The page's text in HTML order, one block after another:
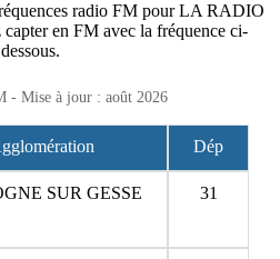
radio FM pour LA RADIO
en FM avec la fréquence ci-
dessous.
- Mise à jour : août 2026
Dép
SUR GESSE 31